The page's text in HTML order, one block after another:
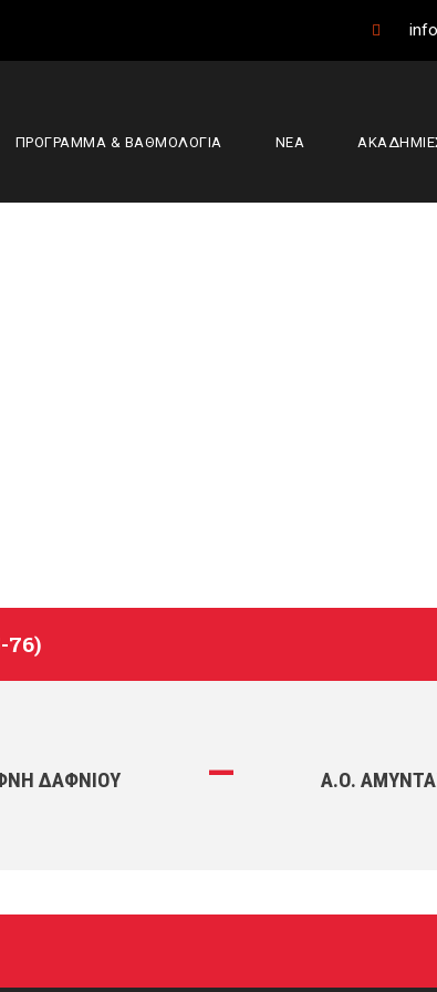
ΠΡΟΓΡΑΜΜΑ & ΒΑΘΜΟΛΟΓΙΑ ΝΕΑ
ΔΑΦΝΊΟΥ — Α.Ο.